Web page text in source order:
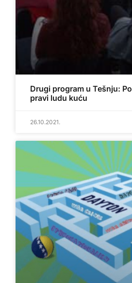
Drugi program u Tešnju:
pravi ludu kuću
26.10.2021.